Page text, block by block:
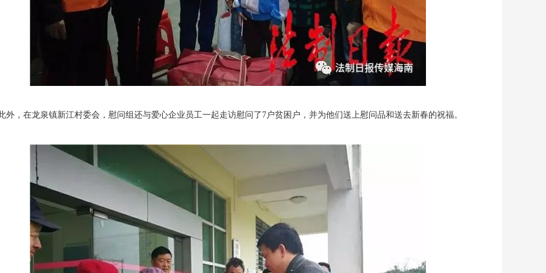
在龙泉镇新江村委会，慰问组还与爱心企业员工一起走访慰问了7户贫困户，并为他们送上慰问品和送去新春的祝福。